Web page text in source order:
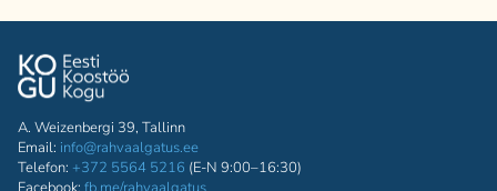
A. Weizenbergi 39, Tallinn
Email: info@rahvaalgatus.ee
Telefon: +372 5564 5216 (E-N 9:00–16:30)